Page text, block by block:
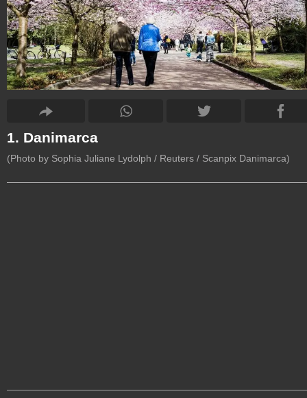
1. Danimarca
(Photo by Sophia Juliane Lydolph / Reuters / Scanpix Danimarca)